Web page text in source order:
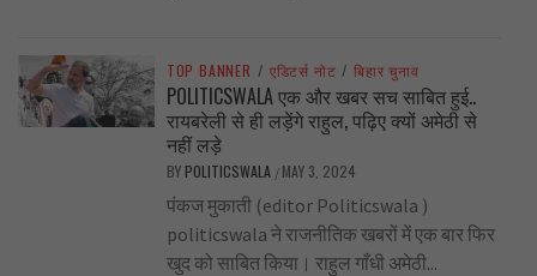
TOP BANNER / एडिटर्स नोट / बिहार चुनाव
POLITICSWALA एक और खबर सच साबित हुई..
रायबरेली से ही लड़ेंगे राहुल, पढ़िए क्यों अमेठी से
नहीं लड़े
BY POLITICSWALA / MAY 3, 2024
पंकज मुकाती (editor Politicswala )
politicswala ने राजनीतिक खबरों में एक बार फिर
खुद को साबित किया। राहुल गाँधी अमेठी...